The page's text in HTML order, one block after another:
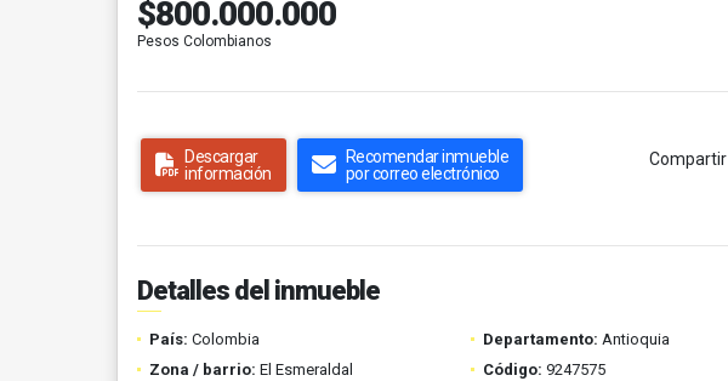
$800.000.000
Pesos Colombianos
Descargar
información
Recomendar inmueble
por correo electrónico
Compartir
Detalles del inmueble
País: Colombia Departamento: Antioquia
Zona / barrio: El Esmeraldal Código: 9247575